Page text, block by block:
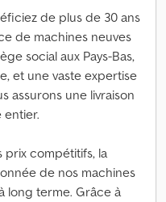
de plus de 30 ans
de machines neuves
social aux Pays-Bas,
et une vaste expertise
assurons une livraison
prix compétitifs, la
de nos machines
long terme. Grâce à